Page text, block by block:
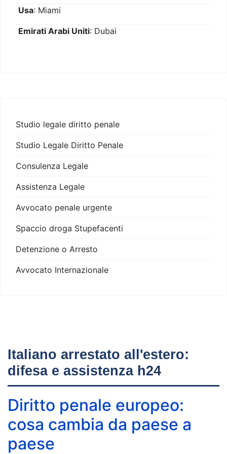
Usa: Miami
Emirati Arabi Uniti: Dubai
Studio legale diritto penale
Studio Legale Diritto Penale
Consulenza Legale
Assistenza Legale
Avvocato penale urgente
Spaccio droga Stupefacenti
Detenzione o Arresto
Avvocato Internazionale
Italiano arrestato all'estero:
difesa e assistenza h24
Diritto penale europeo:
cosa cambia da paese a
paese